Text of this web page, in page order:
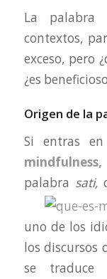
La palabra
contextos,
exceso, pero
¿es
Origen de la
Si entras
mindfulness,
palabra sati,
uno de los
los discursos
se traduce